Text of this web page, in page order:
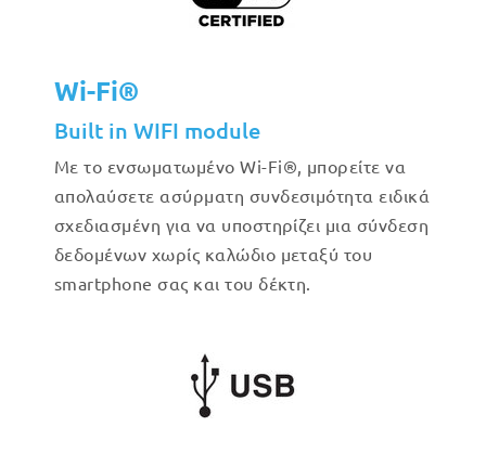
Wi-Fi®
Built in WIFI module
Με το ενσωματωμένο Wi-Fi®, μπορείτε να
απολαύσετε ασύρματη συνδεσιμότητα ειδικά
σχεδιασμένη για να υποστηρίζει μια σύνδεση
δεδομένων χωρίς καλώδιο μεταξύ του
smartphone σας και του δέκτη.